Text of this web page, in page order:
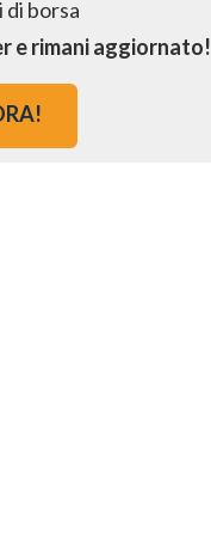
e rimani aggiornato!